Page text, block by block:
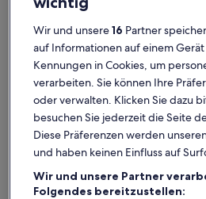
Weitere Infos zu ANNA LODGES
ANNA LODGES
Platz für 2 Gäste · 1 Schlafzimmer
10 von 10
Außergewöhnlich
außergewöhnlich
62 Bewertungen
(62
bewertungen)
Pfarrkirche
Ferienunterkünfte
Bewertung
Wir und unsere16 Partner
auf Informationen auf einem
Kennungen in Cookies, um
verarbeiten. Sie können Ihre
oder verwalten. Klicken Sie dazu
besuchen Sie jederzeit die Seite
Diese Präferenzen werden
und haben keinen Einfluss auf
Wir und unsere Partner
Folgendes bereitzustellen: